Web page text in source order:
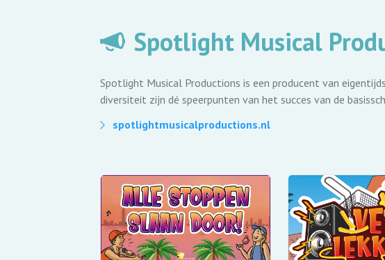
Spotlight Musical
Spotlight Musical Productions is een producent van
diversiteit zijn dé speerpunten van het succes van de
spotlightmusicalproductions.nl